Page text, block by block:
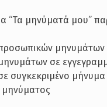
“Τα μηνύματά μου”
μηνυμάτων
σε
συγκεκριμένο μήνυμα